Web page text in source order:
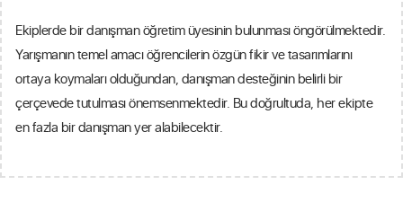
Ekiplerde bir danışman öğretim üyesinin bulunması öngörülmektedir.
Yarışmanın temel amacı öğrencilerin özgün fikir ve tasarımlarını
ortaya koymaları olduğundan, danışman desteğinin belirli bir
çerçevede tutulması önemsenmektedir. Bu doğrultuda, her ekipte
en fazla bir danışman yer alabilecektir.